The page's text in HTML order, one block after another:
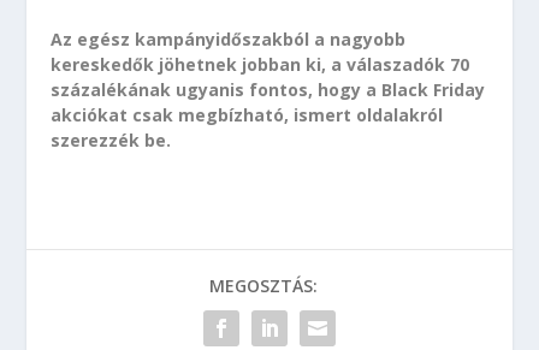
Az egész kampányidőszakból a nagyobb
kereskedők jöhetnek jobban ki, a válaszadók 70
százalékának ugyanis fontos, hogy a Black Friday
akciókat csak megbízható, ismert oldalakról
szerezzék be.
MEGOSZTÁS: